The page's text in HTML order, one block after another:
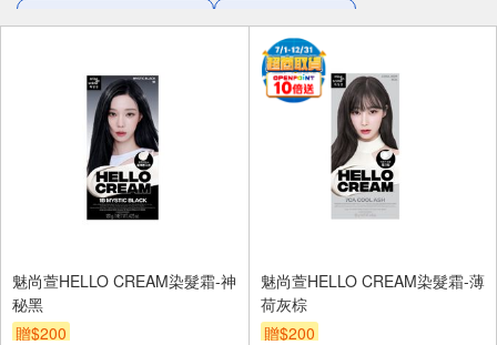
mise en scene魅尚萱 精油
修復 精油 修復 頭髮護理
魅尚萱HELLO CREAM染髮霜-神
秘黑
贈$200
魅尚萱HELLO CREAM染髮霜-薄
荷灰棕
贈$200